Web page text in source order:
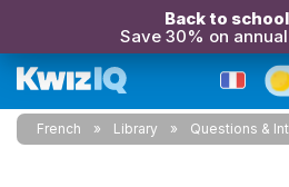
Back to
Save 30% on
French Library Questions &